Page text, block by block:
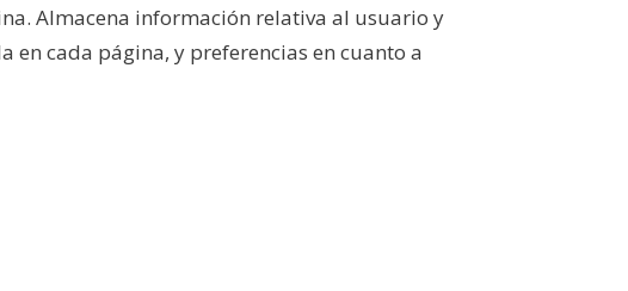
Almacena información relativa al usuario y
cada página, y preferencias en cuanto a